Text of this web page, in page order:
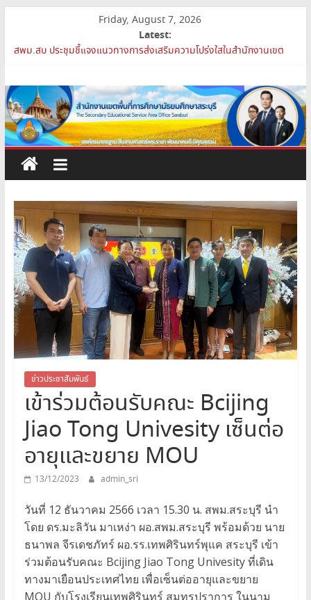
content
Friday, August 7, 2026
Latest:
การย้ายข้าราชการครูและบุคลากรทางการศึกษา ตำแหน่งศึกษานิเทศก์
สพม.สบ ประชุมชี้แจงแนวทางการส่งเสริมความโปร่งใสในสำนักงานเขต
เปิดห้องเรียนและห้องปฏิบัติการแห่งอนาคต รร.สบว.
สพม.สบ เสริมศักยภาพผู้บริหาร PA Support Team สู่เส้นทางความ
ก้าวหน้าวิชาชีพ
สพม.สบ เข้าร่วมประชุมสัมมนา ผอ.สพท. ทั่วประเทศ ครั้งที่ 2/2569 “All
for Education”
สำนักงาน
เขต
พื้นที่
การ
ศึกษา
มัธยมศึกษา
สระบุรี
สพม.สระบุรี,สพม.สบ,สำนักงาน
เขต
พื้นที่
การ
ศึกษา
มัธยมศึกษา
ข่าวประชาสัมพันธ์
เข้าร่วมต้อนรับคณะ Bcijing
Jiao Tong Univesity เซ็นต่อ
อายุและขยาย MOU
13/12/2023 admin_sri
วันที่ 12 ธันวาคม 2566 เวลา 15.30 น. สพม.สระบุรี นำ
โดย ดร.มะลิวัน มาเหง่า ผอ.สพม.สระบุรี พร้อมด้วย นาย
ธนาพล จีรเดชภัทร์ ผอ.รร.เทพศิรินทร์พุแค สระบุรี เข้า
ร่วมต้อนรับคณะ Bcijing Jiao Tong Univesity ที่เดิน
ทางมาเยือนประเทศไทย เพื่อเซ็นต่ออายุและขยาย
MOU กับโรงเรียนเทพศิรินทร์ สมุทรปราการ ในนาม